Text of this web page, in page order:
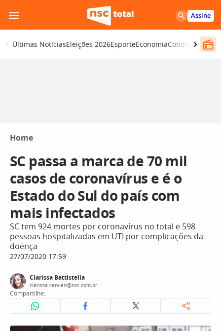
para
o
conteúdo
Assine
Últimas NotíciasEleições 2026EsporteEconomiaCotidiano
Home
SC passa a marca de 70 mil
casos de coronavírus e é o
Estado do Sul do país com
mais infectados
SC tem 924 mortes por coronavírus no total e 598
pessoas hospitalizadas em UTI por complicações da
doença
27/07/2020 17:59
Clarissa Battistella
clarissa.cervieri@nsc.com.br
Compartilhe: